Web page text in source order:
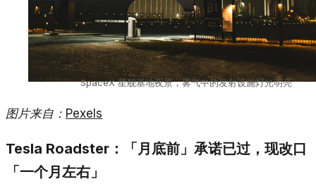
SpaceX 星舰基地夜景，雾气中的发射设施灯光明亮
图片来自： Pexels
Tesla Roadster：「月底前」承诺已过，现改口
「一个月左右」